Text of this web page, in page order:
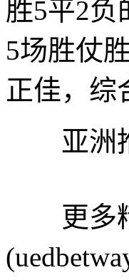
胜5平2负
5场胜仗
正佳，综
亚洲推
更多精